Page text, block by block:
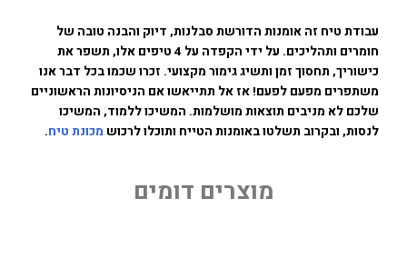
עבודת טיח זה אומנות הדורשת סבלנות, דיוק והבנה טובה של
חומרים ותהליכים. על ידי הקפדה על 4 טיפים אלו, תשפר את
כישוריך, תחסוך זמן ותשיג גימור מקצועי. זכרו שכמו בכל דבר אנו
משתפרים מפעם לפעם! אז אל תתייאשו אם הניסיונות הראשוניים
שלכם לא מניבים תוצאות מושלמות. המשיכו ללמוד, המשיכו
לנסות, ובקרוב תשלטו באומנות הטייח ותוכלו לרכוש מכונת טיח.
מוצרים דומים